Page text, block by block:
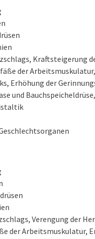
Kraftsteigerung
der
Erhöhung der
und
Verengung der
der Arbeitsmuskulatur,